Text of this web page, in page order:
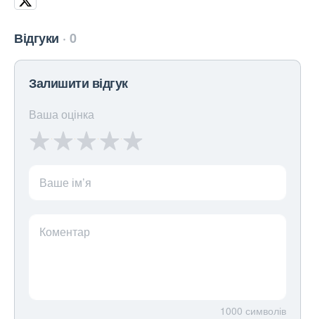
Відгуки 0
Залишити відгук
Ваша оцінка
Ваше ім’я
Коментар
1000 символів